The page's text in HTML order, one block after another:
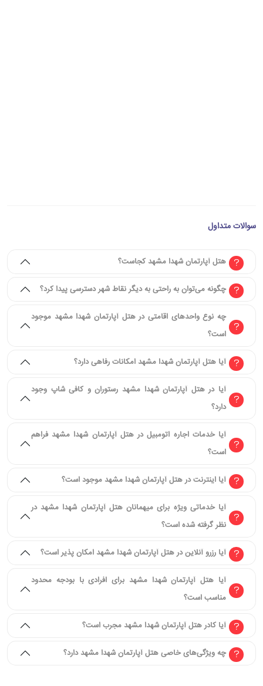
سوالات متداول
هتل آپارتمان شهدا مشهد کجاست؟
چگونه می‌توان به راحتی به دیگر نقاط شهر دسترسی پیدا کرد؟
چه نوع واحدهای اقامتی در هتل آپارتمان شهدا مشهد موجود
است؟
آیا هتل آپارتمان شهدا مشهد امکانات رفاهی دارد؟
آیا در هتل آپارتمان شهدا مشهد رستوران و کافی شاپ وجود
دارد؟
آیا خدمات اجاره اتومبیل در هتل آپارتمان شهدا مشهد فراهم
است؟
آیا اینترنت در هتل آپارتمان شهدا مشهد موجود است؟
آیا خدماتی ویژه برای میهمانان هتل آپارتمان شهدا مشهد در
نظر گرفته شده است؟
آیا رزرو آنلاین در هتل آپارتمان شهدا مشهد امکان پذیر است؟
آیا هتل آپارتمان شهدا مشهد برای افرادی با بودجه محدود
مناسب است؟
آیا کادر هتل آپارتمان شهدا مشهد مجرب است؟
چه ویژگی‌های خاصی هتل آپارتمان شهدا مشهد دارد؟